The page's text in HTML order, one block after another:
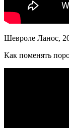
Шевроле Ланос,
Как поменять